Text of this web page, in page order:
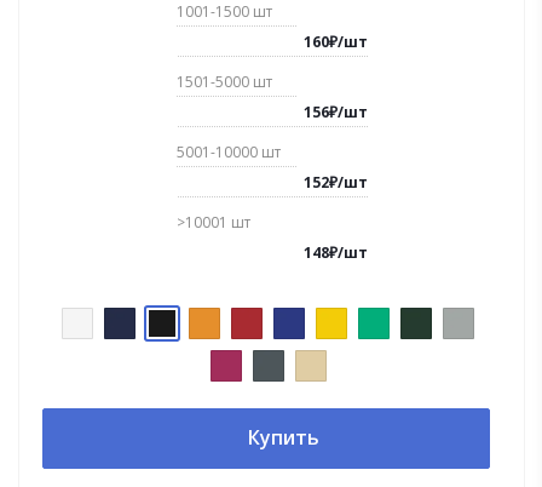
1001-1500 шт
160₽/шт
1501-5000 шт
156₽/шт
5001-10000 шт
152₽/шт
>10001 шт
148₽/шт
Купить